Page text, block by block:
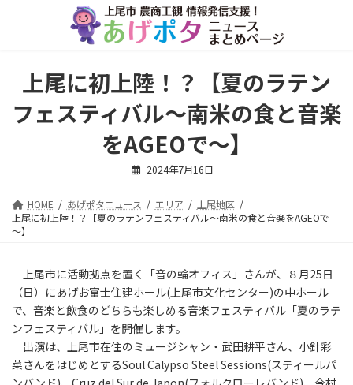
上尾に初上陸！？【夏のラテン
フェスティバル～南米の食と音楽
をAGEOで～】
2024年7月16日
HOME あげポタニュース エリア
上尾地区
上尾に初上陸！？【夏のラテンフェスティバル～南米の食と音楽をAGEOで
～】
上尾市に活動拠点を置く「音の輪オフィス」さんが、８月25日
（日）にあげお富士住建ホール(上尾市文化センター)の中ホール
で、音楽と飲食のどちらも楽しめる音楽フェスティバル「夏のラテ
ンフェスティバル」を開催します。
出演は、上尾市在住のミュージシャン・武田耕平さん、小針彩
菜さんをはじめとするSoul Calypso Steel Sessions(スティールパ